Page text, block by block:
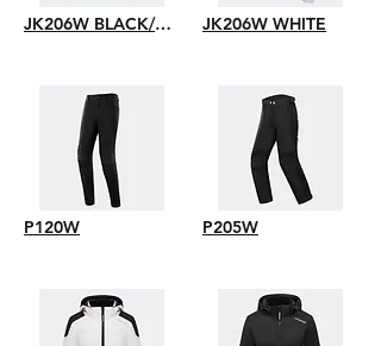
JK206W BLACK/WHITE JK206W WHITE
P120W P205W